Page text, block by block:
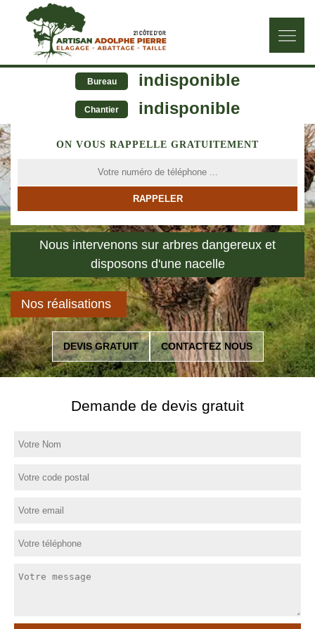
Bureau indisponible
Chantier indisponible
ON VOUS RAPPELLE GRATUITEMENT
Nous intervenons sur arbres dangereux et
disposons d'une nacelle
Nos réalisations
DEVIS GRATUIT CONTACTEZ NOUS
Demande de devis gratuit